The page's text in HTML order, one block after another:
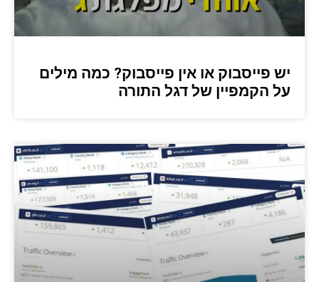
יש פייסבוק או אין פייסבוק? כמה מילים
על הקמפיין של דגל התורה